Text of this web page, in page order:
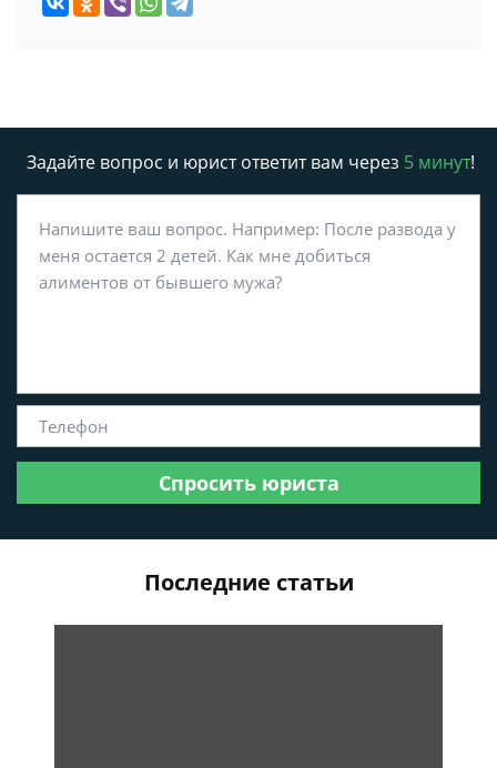
Задайте вопрос и юрист ответит вам через 5 минут!
Спросить юриста
Последние статьи